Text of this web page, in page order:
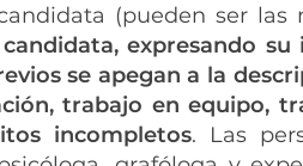
(pueden ser
expresando
se apegan a la
trabajo en equipo,
incompletos. Las